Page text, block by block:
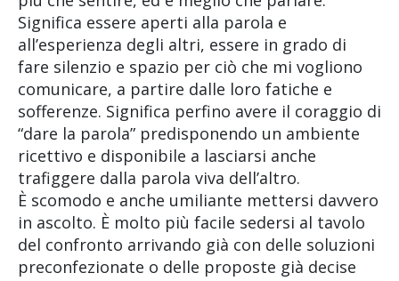
Significa essere aperti alla parola e
all’esperienza degli altri, essere in grado di
fare silenzio e spazio per ciò che mi vogliono
comunicare, a partire dalle loro fatiche e
sofferenze. Significa perfino avere il coraggio di
“dare la parola” predisponendo un ambiente
ricettivo e disponibile a lasciarsi anche
trafiggere dalla parola viva dell’altro.
È scomodo e anche umiliante mettersi davvero
in ascolto. È molto più facile sedersi al tavolo
del confronto arrivando già con delle soluzioni
preconfezionate o delle proposte già decise